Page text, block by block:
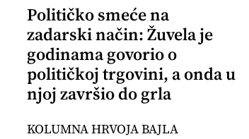
Političko smeće na
zadarski način: Žuvela je
godinama govorio o
političkoj trgovini, a onda u
njoj završio do grla
KOLUMNA HRVOJA BAJLA